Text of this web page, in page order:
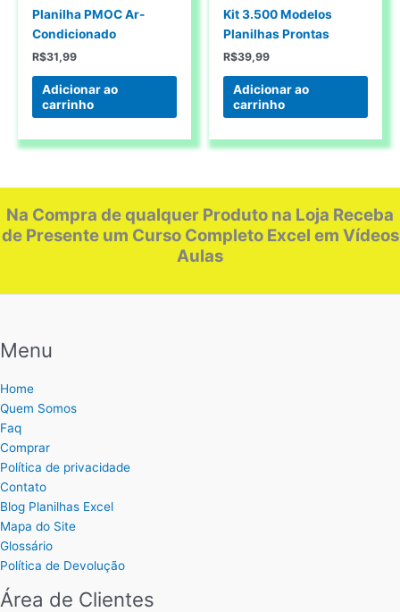
Planilha PMOC Ar-
Condicionado
R$31,99
Adicionar ao
carrinho
Kit 3.500 Modelos
Planilhas Prontas
R$39,99
Adicionar ao
carrinho
Na Compra de qualquer Produto na Loja Receba
de Presente um Curso Completo Excel em Vídeos
Aulas
Menu
Home
Quem Somos
Faq
Comprar
Política de privacidade
Contato
Blog Planilhas Excel
Mapa do Site
Glossário
Política de Devolução
Área de Clientes